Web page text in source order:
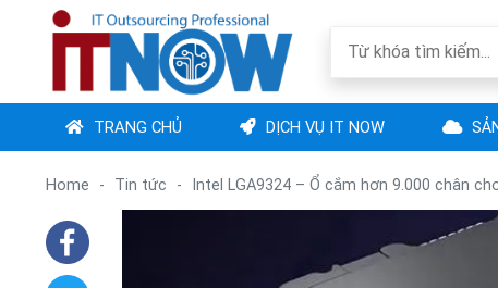
TRANG CHỦ DỊCH VỤ IT NOW
Home - Tin tức - Intel LGA9324 – Ổ cắm hơn 9.000 chân